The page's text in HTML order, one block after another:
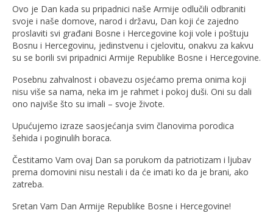
Ovo je Dan kada su pripadnici naše Armije odlučili odbraniti
svoje i naše domove, narod i državu, Dan koji će zajedno
proslaviti svi građani Bosne i Hercegovine koji vole i poštuju
Bosnu i Hercegovinu, jedinstvenu i cjelovitu, onakvu za kakvu
su se borili svi pripadnici Armije Republike Bosne i Hercegovine.
Posebnu zahvalnost i obavezu osjećamo prema onima koji
nisu više sa nama, neka im je rahmet i pokoj duši. Oni su dali
ono najviše što su imali – svoje živote.
Upućujemo izraze saosjećanja svim članovima porodica
šehida i poginulih boraca.
Čestitamo Vam ovaj Dan sa porukom da patriotizam i ljubav
prema domovini nisu nestali i da će imati ko da je brani, ako
zatreba.
Sretan Vam Dan Armije Republike Bosne i Hercegovine!